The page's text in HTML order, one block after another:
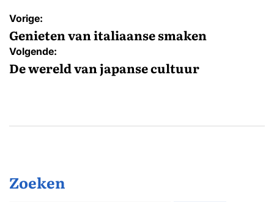
Bericht
navigatie
Vorige:
Genieten van italiaanse smaken
Volgende:
De wereld van japanse cultuur
Zoeken